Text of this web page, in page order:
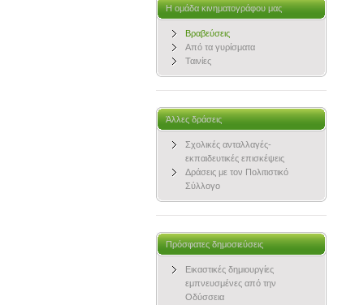
Η ομάδα κινηματογράφου μας
Βραβεύσεις
Από τα γυρίσματα
Ταινίες
Άλλες δράσεις
Σχολικές ανταλλαγές-
εκπαιδευτικές επισκέψεις
Δράσεις με τον Πολιτιστικό
Σύλλογο
Πρόσφατες δημοσιεύσεις
Εικαστικές δημιουργίες
εμπνευσμένες από την
Οδύσσεια